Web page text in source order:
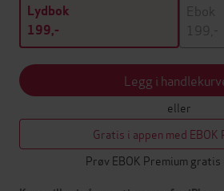
Lydbok
199,-
Ebok
199,-
Legg i
eller
Gratis i appen med EBOK
Prøv EBOK Premium